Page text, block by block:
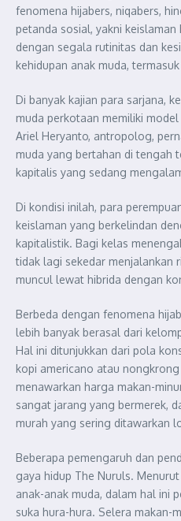
fenomena hijabers, niqabers,
petanda sosial, yakni keislaman
dengan segala rutinitas dan
kehidupan anak muda,
Di banyak kajian para sarjana,
muda perkotaan memiliki
Ariel Heryanto, antropolog,
muda yang bertahan di tengah
kapitalis yang sedang
Di kondisi inilah, para
keislaman yang berkelindan
kapitalistik. Bagi kelas
tidak lagi sekedar menjalankan
muncul lewat hibrida dengan
Berbeda dengan fenomena
lebih banyak berasal dari
Hal ini ditunjukkan dari pola
kopi americano atau
menawarkan harga makan-
sangat jarang yang bermerek,
murah yang sering ditawarkan
Beberapa pemengaruh dan
gaya hidup The Nuruls.
anak-anak muda, dalam hal ini
suka hura-hura. Selera makan-